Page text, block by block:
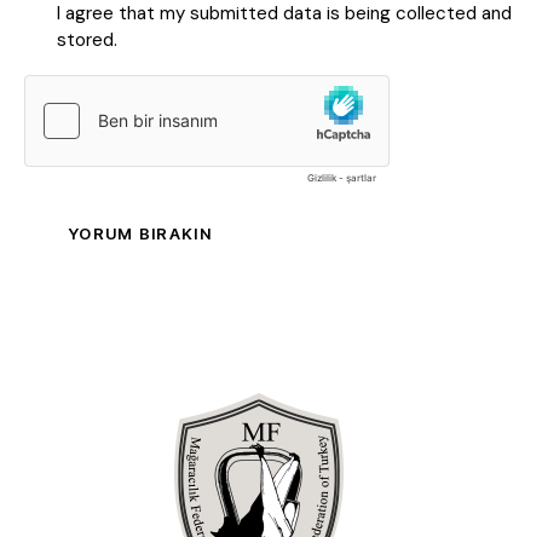
I agree that my submitted data is being collected and
stored.